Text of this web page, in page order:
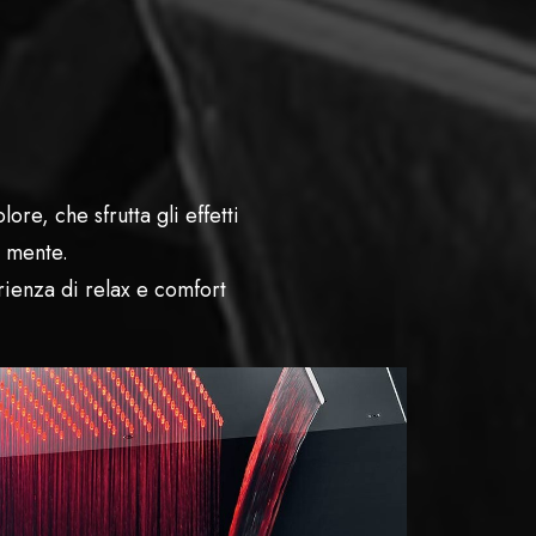
che sfrutta gli effetti
di relax e comfort